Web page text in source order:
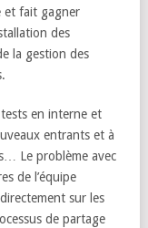
et fait gagner
des
la gestion des
en interne et
entrants et à
Le problème avec
de l’équipe
sur les
de partage